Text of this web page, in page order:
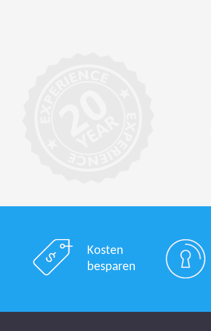
Kosten
besparen